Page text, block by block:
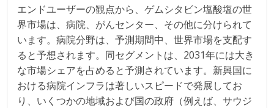
エンドユーザーの観点から、ゲムシタビン塩酸塩の世
界市場は、病院、がんセンター、その他に分けられて
います。病院分野は、予測期間中、世界市場を支配す
ると予想されます。同セグメントは、2031年には大き
な市場シェアを占めると予測されています。新興国に
おける病院インフラは著しいスピードで発展してお
り、いくつかの地域および国の政府（例えば、サウジ